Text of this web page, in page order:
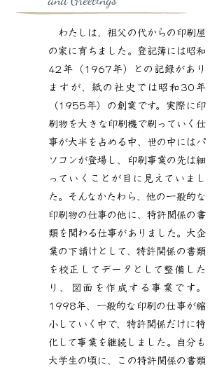
わたしは、祖父の代からの印刷屋
の家に育ちました。登記簿には昭和
42年（1967年）との記録があり
ますが、紙の社史では昭和30年
（1955年）の創業です。実際に印
刷物を大きな印刷機で刷っていく仕
事が大半を占める中、世の中にはパ
ソコンが登場し、印刷事業の先は細
っていくことが目に見えていまし
た。そんなかたわら、他の一般的な
印刷物の仕事の他に、特許関係の書
類を関わる仕事がありました。大企
業の下請けとして、特許関係の書類
を校正してデータとして整備した
り、図面を作成する事業です。
1998年、一般的な印刷の仕事が縮
小していく中で、特許関係だけに特
化して事業を継続しました。自分も
大学生の頃に、この特許関係の書類